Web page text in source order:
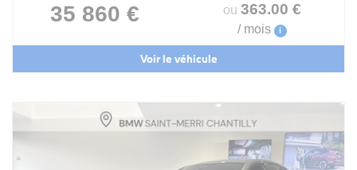
35 860 € ou 363.00 €
/ mois i
Voir le véhicule